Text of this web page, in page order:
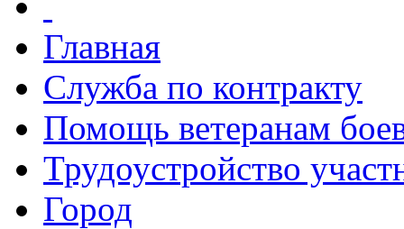
Главная
Служба по контракту
Помощь ветеранам
Трудоустройство
Город